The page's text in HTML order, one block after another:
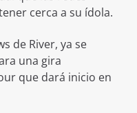
cerca a su ídola.
de River, ya se
una gira
que dará inicio en